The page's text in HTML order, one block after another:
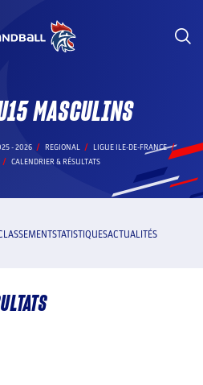
MASCULINS
- 2026 REGIONAL
LIGUE ILE-DE-FRANCE
CALENDRIER & RÉSULTATS
STATISTIQUESACTUALITÉS